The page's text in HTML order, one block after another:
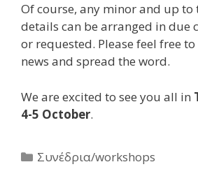
Of course, any minor and up to
details can be arranged in due
or requested. Please feel free
news and spread the word.
We are excited to see you all in
4-5 October.
Κατηγορίες
Συνέδρια/workshops